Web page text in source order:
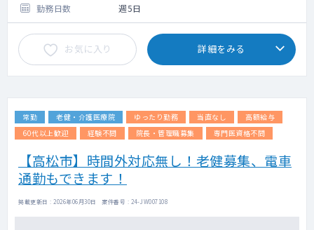
を診て1人診た計算）
・訪問予定に沿って、施設や患者様のご自宅
へ伺います。（看護師が同行・運転します）
・モバイルカルテを持参いたします
・オンコールに関しては、24時間体制である
ため当番制で対応して頂くことになります
日も）は事務職員が、夜間は訪問看護ステー
ションの看護師が対応。
になっています。（オンコール担当頻度は年
数回程度）
勤務日数 週5日
お気に入り 詳細をみる
常勤 老健・介護医療院 ゆったり勤務 当直なし
高額給与
60代以上歓迎
経験不問 院長・管理職募集 専門医資格不問
【高松市】時間外対応無し！老健募集、電車
通勤もできます！
掲載更新日 : 2026年06月30日 案件番号 : 24-JW007108